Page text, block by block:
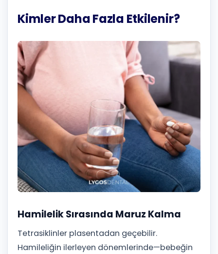
Kimler Daha Fazla Etkilenir?
Hamilelik Sırasında Maruz Kalma
Tetrasiklinler plasentadan geçebilir.
Hamileliğin ilerleyen dönemlerinde—bebeğin